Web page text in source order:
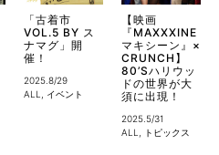
「古着市
VOL.5 BY ス
ナマグ」開
催！
2025.8/29
ALL
イベント
【映画
『MAXXXINE
マキシーン』×
CRUNCH】
80’Sハリウッ
ドの世界が大
須に出現！
2025.5/31
ALL
トピックス